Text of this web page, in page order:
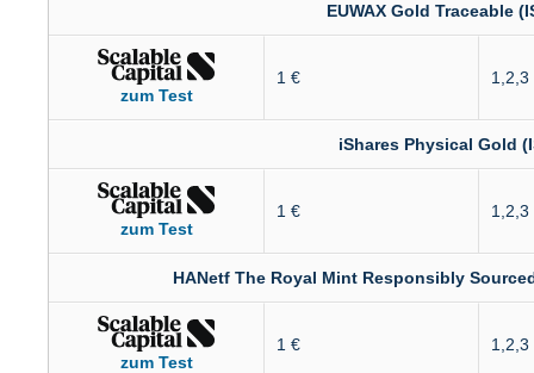
EUWAX Gold Traceable
zum Test
1 € 1,2,3
iShares Physical Gold
zum Test
1 € 1,2,3
HANetf The Royal Mint Responsibly
zum Test
1 € 1,2,3